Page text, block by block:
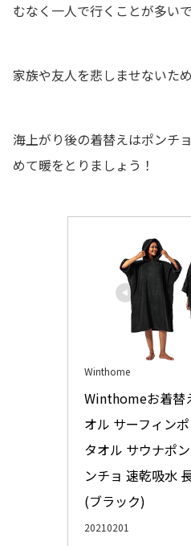
むなく一人で行くことが多いで
家族や友人を悲しませないた
海上がり後の着替えはポンチ
めて暖をとりましょう！
Winthome
Winthomeお着替
オル サーフィン
タオル サウナポ
ンチョ 速乾吸水
(ブラック)
20210201